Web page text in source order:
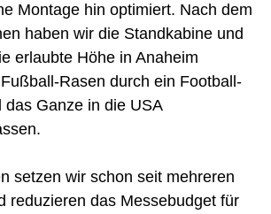
Montage hin optimiert. Nach dem
haben wir die Standkabine und
erlaubte Höhe in Anaheim
Rasen durch ein Football-
das Ganze in die USA
setzen wir schon seit mehreren
reduzieren das Messebudget für